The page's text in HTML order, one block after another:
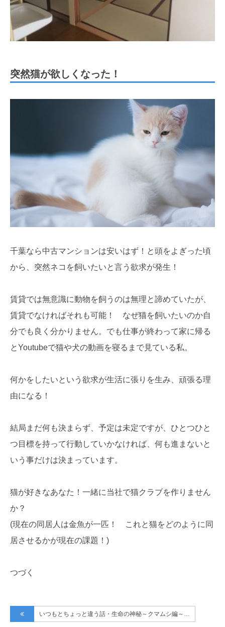
突然猫が欲しくなった！
千葉なら中古マンションは安いはず！と頭をよぎった頃
から、突然ネコを飼いたいと言う欲求が発生！
賃貸では無意識に動物を飼うのは無理と諦めていたが、
賃貸でなければそれも可能！ なぜ猫を飼いたいのか自
分でも良く分かりません。でも仕事が終わって家に帰る
とYoutubeで猫や犬の動画を寝るまで見ている私。
何かをしたいという欲求が生活に張りを生み、頑張る理
由になる！
結局まだ何も決まらず、予定は未定ですが、ひとつひと
つ目標を持って行動していかなければ、何も進まないと
いう事だけは決まっています。
猫が好きなあなた！一緒に当社で猫クラブを作りません
か？
(現在の同居人は金魚が一匹！ これと猫をどのように同
居させるかが現在の課題！)
つづく
いつもとちょっと違う話・生命の神秘～クマムシ編～…